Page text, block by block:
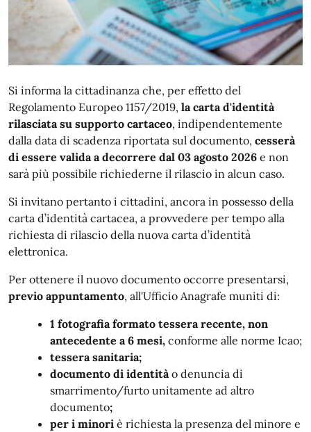
Si informa la cittadinanza che, per effetto del
Regolamento Europeo 1157/2019, la carta d'identità
rilasciata su supporto cartaceo, indipendentemente
dalla data di scadenza riportata sul documento, cesserà
di essere valida a decorrere dal 03 agosto 2026 e non
sarà più possibile richiederne il rilascio in alcun caso.
Si invitano pertanto i cittadini, ancora in possesso della
carta d’identità cartacea, a provvedere per tempo alla
richiesta di rilascio della nuova carta d’identità
elettronica.
Per ottenere il nuovo documento occorre presentarsi,
previo appuntamento, all'Ufficio Anagrafe muniti di:
1 fotografia formato tessera recente, non
antecedente a 6 mesi, conforme alle norme Icao;
tessera sanitaria;
documento di identità o denuncia di
smarrimento/furto unitamente ad altro
documento;
per i minori è richiesta la presenza del minore e